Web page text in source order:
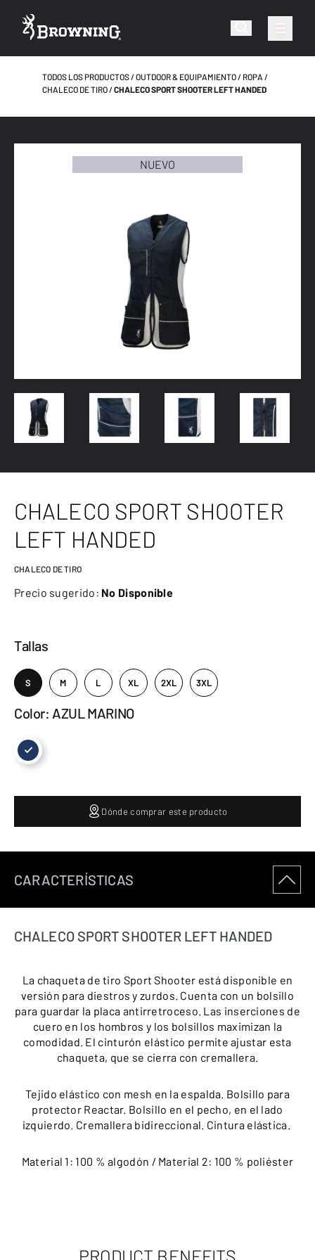
TODOS LOS PRODUCTOS OUTDOOR & EQUIPAMIENTO
ROPA
CHALECO DE TIRO
CHALECO SPORT SHOOTER LEFT HANDED
NUEVO
CHALECO SPORT SHOOTER
LEFT HANDED
CHALECO DE TIRO
Precio sugerido: No Disponible
Tallas
S M L XL 2XL 3XL
Color: AZUL MARINO
Dónde comprar este producto
CARACTERÍSTICAS
CHALECO SPORT SHOOTER LEFT HANDED
La chaqueta de tiro Sport Shooter está disponible en
versión para diestros y zurdos. Cuenta con un bolsillo
para guardar la placa antirretroceso. Las inserciones de
cuero en los hombros y los bolsillos maximizan la
comodidad. El cinturón elástico permite ajustar esta
chaqueta, que se cierra con cremallera.
Tejido elástico con mesh en la espalda. Bolsillo para
protector Reactar. Bolsillo en el pecho, en el lado
izquierdo. Cremallera bidireccional. Cintura elástica.
Material 1: 100 % algodón / Material 2: 100 % poliéster
PRODUCT BENEFITS